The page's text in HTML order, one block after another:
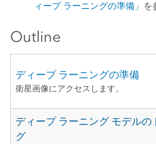
ィープ ラーニングの準備」
を
Outline
ディープ ラーニングの準備
衛星画像にアクセスします。
ディープ ラーニング モデルの
グ